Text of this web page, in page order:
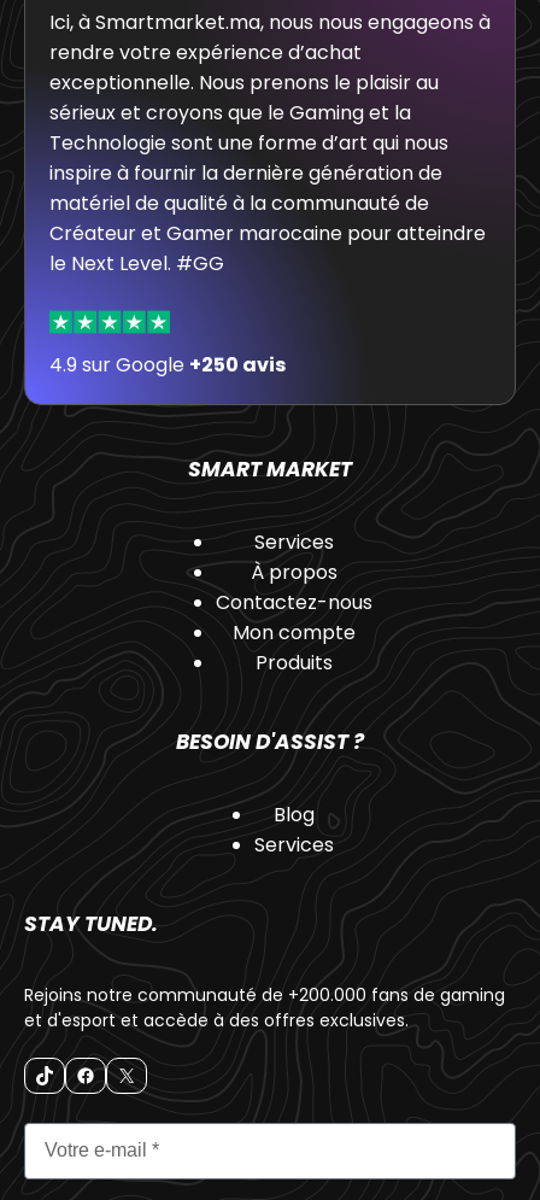
Ici, à Smartmarket.ma, nous nous engageons à
rendre votre expérience d’achat
exceptionnelle. Nous prenons le plaisir au
sérieux et croyons que le Gaming et la
Technologie sont une forme d’art qui nous
inspire à fournir la dernière génération de
matériel de qualité à la communauté de
Créateur et Gamer marocaine pour atteindre
le Next Level. #GG
4.9 sur Google +250 avis
SMART MARKET
Services
À propos
Contactez-nous
Mon compte
Produits
BESOIN D'ASSIST ?
Blog
Services
STAY TUNED.
Rejoins notre communauté de +200.000 fans de gaming
et d'esport et accède à des offres exclusives.